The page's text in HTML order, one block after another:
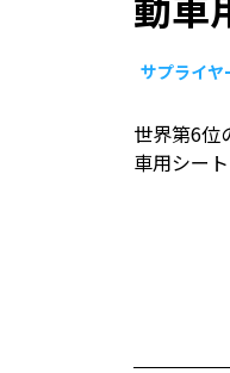
サプライヤ
世界第6位
車用シー